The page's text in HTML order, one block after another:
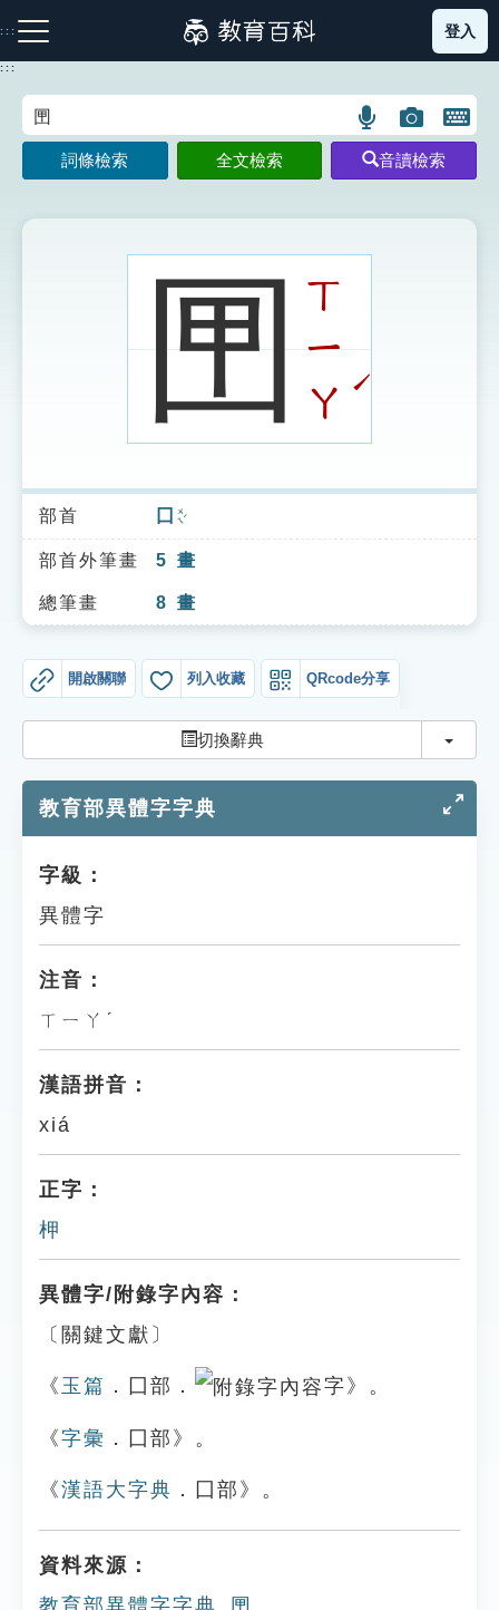
到
主
:::
注音索引圖示 筆畫索引圖示 部首索引表圖示
索引選單
知識索引
單字索引
貓頭鷹博士
登入
:::
語
言
搜
示
圖
片
搜
開
鍵
圖
詞條檢索 全文檢索 音讀檢索
㘡ㄒ
ㄧ
ㄚ
ˊ
部首 囗 ㄨㄟˊ
部首外筆畫 5 畫
總筆畫 8 畫
開啟關聯 列入收藏 QRcode分享
切換辭典 切換
教育部異體字字典
字級：
異體字
注音：
ㄒㄧㄚˊ
漢語拼音：
xiá
正字：
柙
異體字/附錄字內容：
〔關鍵文獻〕
《 玉篇 ．囗部． 字》。
《字彙 ．囗部》。
《漢語大字典 ．囗部》。
資料來源：